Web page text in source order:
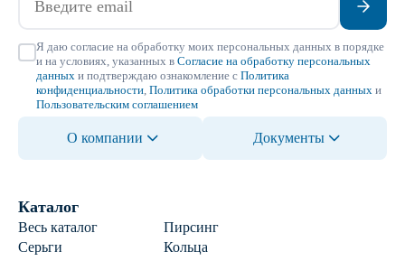
Я даю согласие на обработку моих персональных данных в порядке
и на условиях, указанных в Согласие на обработку персональных
данных и подтверждаю ознакомление с Политика
конфиденциальности Политика обработки персональных данных и
Пользовательским соглашением
О компании Документы
Каталог
Весь каталог
Пирсинг
Серьги
Кольца